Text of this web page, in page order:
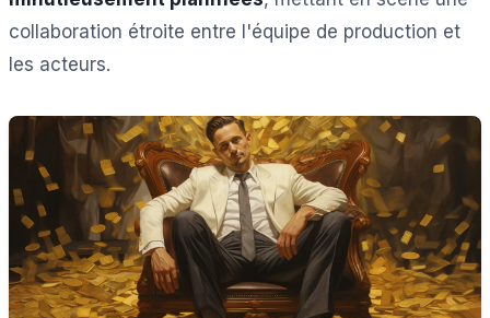
collaboration étroite entre l'équipe de production et
les acteurs.